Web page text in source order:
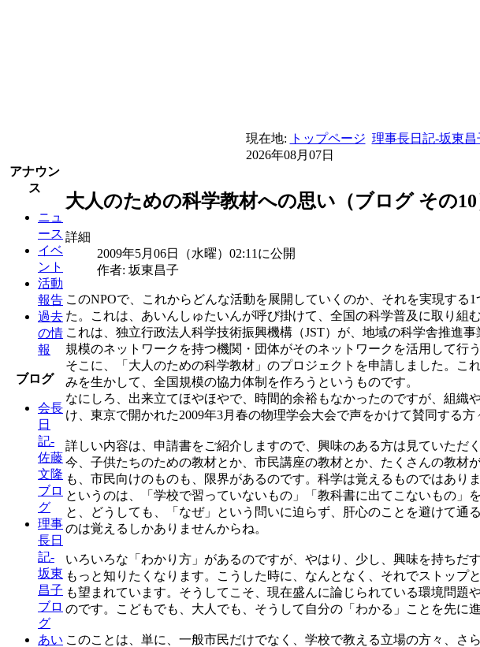
現在地: トップページ 理事長日記-坂東昌
2026年08月07日
アナウン
ス
ニュ
ース
イベ
ント
活動
報告
過去
の情
報
ブログ
会長
日
記-
佐藤
文隆
ブロ
グ
理事
長日
記-
坂東
昌子
ブロ
グ
あい
大人のための科学教材への思い（ブログ その10
詳細
2009年5月06日（水曜）02:11に公開
作者: 坂東昌子
このNPOで、これからどんな活動を展開していくのか、それを実現す
た。これは、あいんしゅたいんが呼び掛けて、全国の科学普及に取り組
これは、独立行政法人科学技術振興機構（JST）が、地域の科学舎推進
規模のネットワークを持つ機関・団体がそのネットワークを活用して行
そこに、「大人のための科学教材」のプロジェクトを申請しました。
みを生かして、全国規模の協力体制を作ろうというものです。
なにしろ、出来立てほやほやで、時間的余裕もなかったのですが、組
け、東京で開かれた2009年3月春の物理学会大会で声をかけて賛同する方
詳しい内容は、申請書をご紹介しますので、興味のある方は見ていただ
今、子供たちのための教材とか、市民講座の教材とか、たくさんの教
も、市民向けのものも、限界があるのです。科学は覚えるものではあり
というのは、「学校で習っていないもの」「教科書に出てこないもの
と、どうしても、「なぜ」という問いに迫らず、肝心のことを避けて
のは覚えるしかありませんからね。
いろいろな「わかり方」があるのですが、やはり、少し、興味を持ち
もっと知りたくなります。こうした時に、なんとなく、それでストッ
も望まれています。そうしてこそ、現在盛んに論じられている環境問
のです。こどもでも、大人でも、そうして自分の「わかる」ことを先に
このことは、単に、一般市民だけでなく、学校で教える立場の方々、